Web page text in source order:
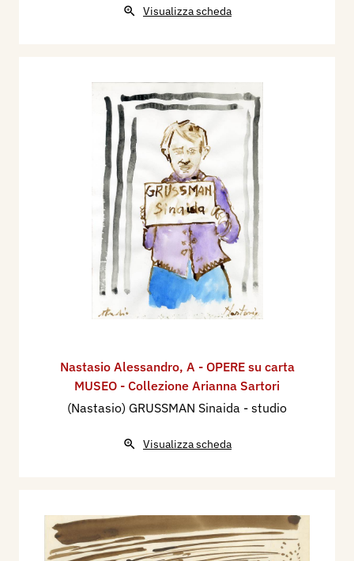
Visualizza scheda
Nastasio Alessandro, A - OPERE su carta
MUSEO - Collezione Arianna Sartori
(Nastasio) GRUSSMAN Sinaida - studio
Visualizza scheda